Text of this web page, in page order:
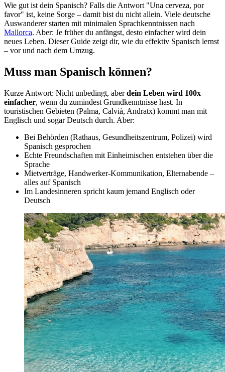
Wie gut ist dein Spanisch? Falls die Antwort "Una cerveza, por
favor" ist, keine Sorge – damit bist du nicht allein. Viele deutsche
Auswanderer starten mit minimalen Sprachkenntnissen nach
Mallorca. Aber: Je früher du anfängst, desto einfacher wird dein
neues Leben. Dieser Guide zeigt dir, wie du effektiv Spanisch lernst
– vor und nach dem Umzug.
Muss man Spanisch können?
Kurze Antwort: Nicht unbedingt, aberdein Leben wird 100x
einfacher, wenn du zumindest Grundkenntnisse hast. In
touristischen Gebieten (Palma, Calvià, Andratx) kommt man mit
Englisch und sogar Deutsch durch. Aber:
Bei Behörden (Rathaus, Gesundheitszentrum, Polizei) wird
Spanisch gesprochen
Echte Freundschaften mit Einheimischen entstehen über die
Sprache
Mietverträge, Handwerker-Kommunikation, Elternabende –
alles auf Spanisch
Im Landesinneren spricht kaum jemand Englisch oder
Deutsch